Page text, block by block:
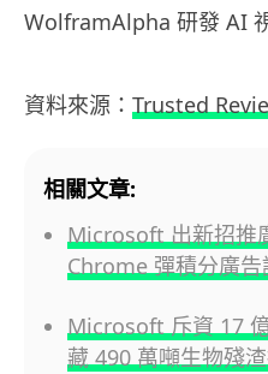
WolframAlpha 研發 AI
資料來源： Trusted
相關文章:
Microsoft 出新招推
Chrome 彈積分廣告
Microsoft 斥資 17
藏 490 萬噸生物殘